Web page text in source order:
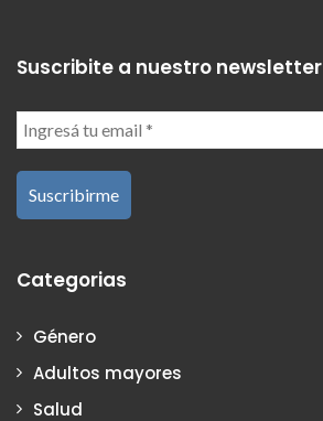
Suscribite a nuestro newsletter
Categorias
Género
Adultos mayores
Salud